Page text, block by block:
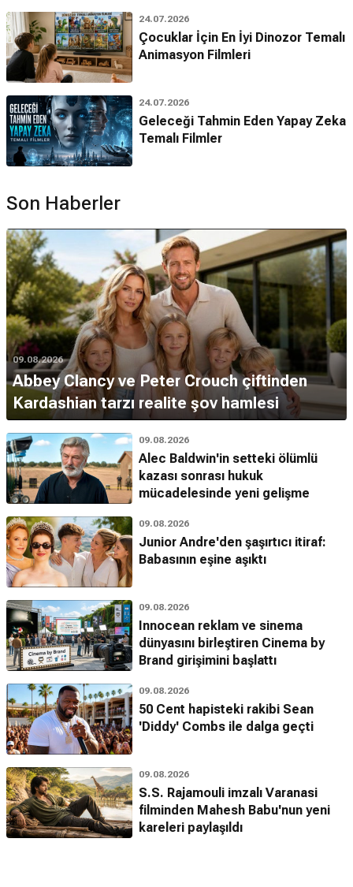
24.07.2026
Çocuklar İçin En İyi Dinozor Temalı
Animasyon Filmleri
24.07.2026
Geleceği Tahmin Eden Yapay Zeka
Temalı Filmler
Son Haberler
09.08.2026
Abbey Clancy ve Peter Crouch çiftinden
Kardashian tarzı realite şov hamlesi
09.08.2026
Alec Baldwin'in setteki ölümlü
kazası sonrası hukuk
mücadelesinde yeni gelişme
09.08.2026
Junior Andre'den şaşırtıcı itiraf:
Babasının eşine aşıktı
09.08.2026
Innocean reklam ve sinema
dünyasını birleştiren Cinema by
Brand girişimini başlattı
09.08.2026
50 Cent hapisteki rakibi Sean
'Diddy' Combs ile dalga geçti
09.08.2026
S.S. Rajamouli imzalı Varanasi
filminden Mahesh Babu'nun yeni
kareleri paylaşıldı